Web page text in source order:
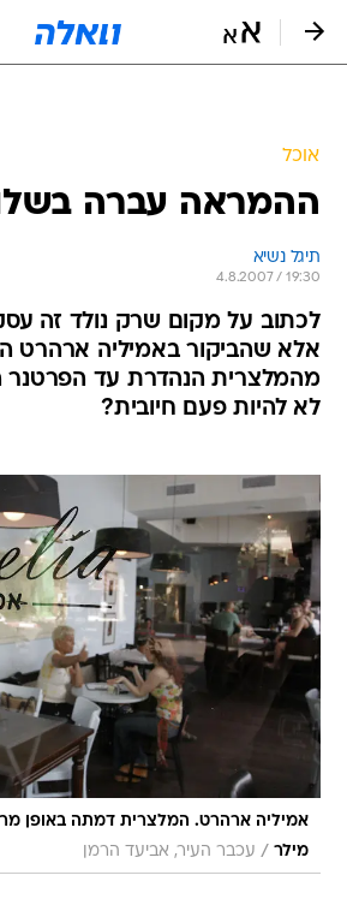
אוכל
ההמראה עברה
תיגל נשיא
4.8.2007 / 19:30
לכתוב על מקום שרק נולד זה
אלא שהביקור באמיליה ארהרט
מהמלצרית הנהדרת עד הפרטנר
לא להיות פעם חיובית?
אמיליה ארהרט. המלצרית דמתה באופן
מילר / עכבר העיר, אביעד הרמן